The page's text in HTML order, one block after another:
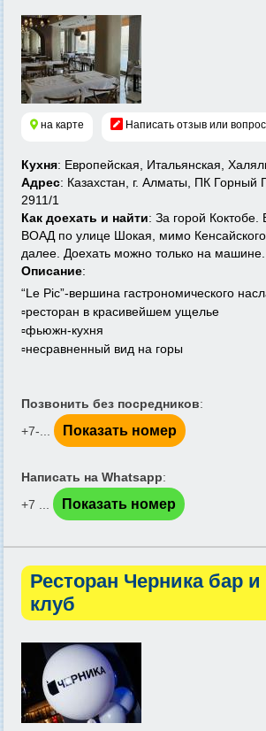
на карте Написать отзыв или вопрос
Кухня: Европейская, Итальянская,
Адрес: Казахстан, г. Алматы, ПК Горный
2911/1
Как доехать и найти: За горой
ВОАД по улице Шокая, мимо
далее. Доехать можно только на машине.
Описание:
“Le Pic”-вершина гастрономического
▫️ресторан в красивейшем ущелье
▫️фьюжн-кухня
▫️несравненный вид на горы
Позвонить без посредников:
+7-...
Показать номер
Написать на Whatsapp:
+7 ...
Показать номер
Ресторан Черника бар и
клуб